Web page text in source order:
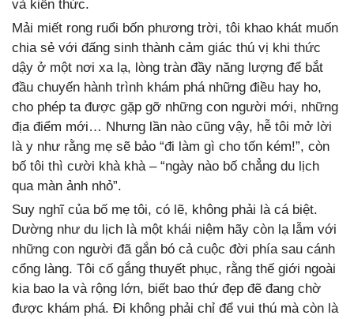
và kiến thức.
Mải miết rong ruổi bốn phương trời, tôi khao khát muốn
chia sẻ với đấng sinh thành cảm giác thú vị khi thức
dậy ở một nơi xa lạ, lòng tràn đầy năng lượng để bắt
đầu chuyến hành trình khám phá những điều hay ho,
cho phép ta được gặp gỡ những con người mới, những
địa điểm mới… Nhưng lần nào cũng vậy, hễ tôi mở lời
là y như rằng mẹ sẽ bảo “đi làm gì cho tốn kém!”, còn
bố tôi thì cười khà khà – “ngày nào bố chẳng du lịch
qua màn ảnh nhỏ”.
Suy nghĩ của bố mẹ tôi, có lẽ, không phải là cá biệt.
Dường như du lịch là một khái niệm hãy còn lạ lẫm với
những con người đã gắn bó cả cuộc đời phía sau cánh
cổng làng. Tôi cố gắng thuyết phục, rằng thế giới ngoài
kia bao la và rộng lớn, biết bao thứ đẹp đẽ đang chờ
được khám phá. Đi không phải chỉ để vui thú mà còn là